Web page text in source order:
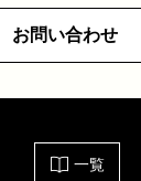
お問い合わせ
一覧